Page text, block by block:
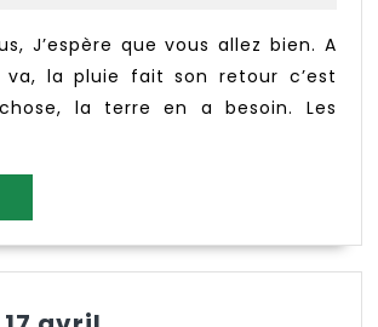
des
Petits
Bois
la pluie fait son retour c’est
la terre en a besoin. Les
MORE